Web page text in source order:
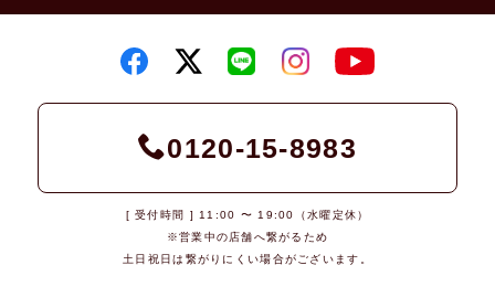
0120-15-8983
[ 受付時間 ] 11:00 〜 19:00（水曜定休）
※営業中の店舗へ繋がるため
土日祝日は繋がりにくい場合がございます。